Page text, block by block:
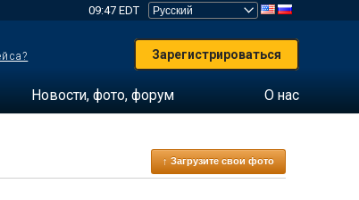
09:47 EDT
Зарегистрироваться
Новости, фото, форум О нас
↑ Загрузите свои фото